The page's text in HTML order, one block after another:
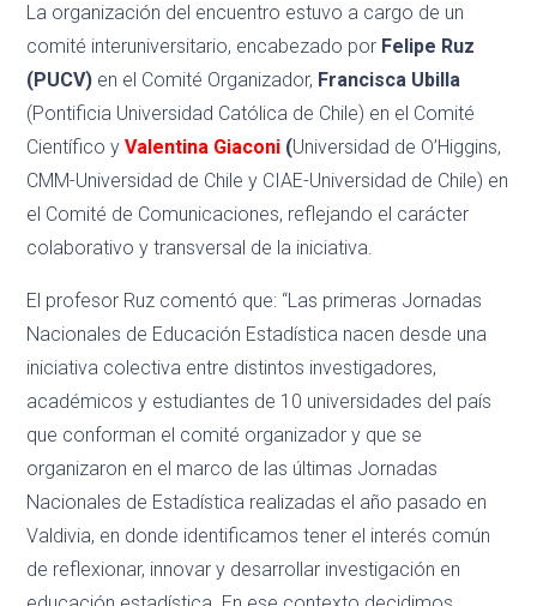
La organización del encuentro estuvo a cargo de un
comité interuniversitario, encabezado por Felipe Ruz
(PUCV) en el Comité Organizador, Francisca Ubilla
(Pontificia Universidad Católica de Chile) en el Comité
Científico yValentina Giaconi (Universidad de O’Higgins,
CMM-Universidad de Chile y CIAE-Universidad de Chile) en
el Comité de Comunicaciones, reflejando el carácter
colaborativo y transversal de la iniciativa.
El profesor Ruz comentó que: “Las primeras Jornadas
Nacionales de Educación Estadística nacen desde una
iniciativa colectiva entre distintos investigadores,
académicos y estudiantes de 10 universidades del país
que conforman el comité organizador y que se
organizaron en el marco de las últimas Jornadas
Nacionales de Estadística realizadas el año pasado en
Valdivia, en donde identificamos tener el interés común
de reflexionar, innovar y desarrollar investigación en